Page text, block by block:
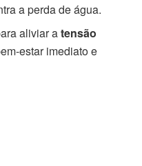
a perda de água.
aliviar atensão
estar imediato e